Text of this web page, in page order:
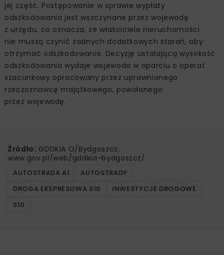
jej część. Postępowanie w sprawie wypłaty
odszkodowania jest wszczynane przez wojewodę
z urzędu, co oznacza, że właściciele nieruchomości
nie muszą czynić żadnych dodatkowych starań, aby
otrzymać odszkodowanie. Decyzję ustalającą wysokość
odszkodowania wydaje wojewoda w oparciu o operat
szacunkowy opracowany przez uprawnionego
rzeczoznawcę majątkowego, powołanego
przez wojewodę.
Źródło: GDDKiA O/Bydgoszcz,
www.gov.pl/web/gddkia-bydgoszcz/
AUTOSTRADA A1
AUTOSTRADY
DROGA EKSPRESOWA S10
INWESTYCJE DROGOWE
S10